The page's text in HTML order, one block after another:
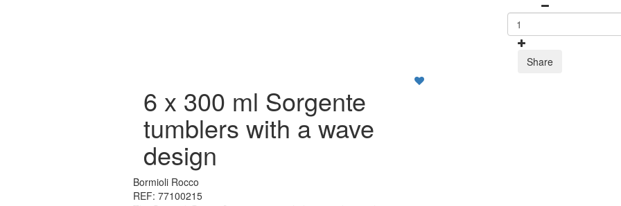
Share
6 x 300 ml Sorgente
tumblers with a wave
design
Bormioli Rocco
REF: 77100215